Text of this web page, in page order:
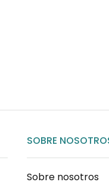
SOBRE
Sobre nosotros